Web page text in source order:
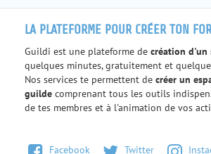
LA PLATEFORME POUR CRÉER TON
Guildi est une plateforme de création d'un
quelques minutes, gratuitement et
Nos services te permettent de créer un
guilde comprenant tous les outils
de tes membres et à l'animation de vos
Facebook Twitter